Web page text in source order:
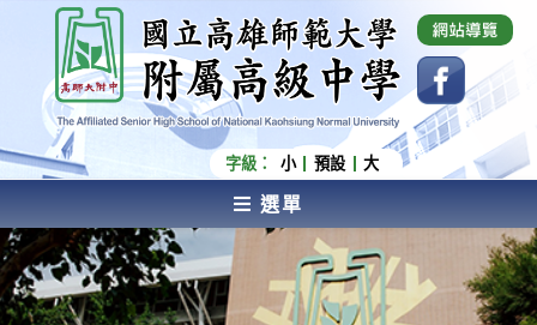
內
容
國立高雄師範大學附屬高級中學 Affiliated Senior
High School of National Kaohsiung Normal
University
字級： 小 預設 大
選單
AFFILIATED SENIOR HIGH SCHOOL OF NATIONAL
KAOHSIUNG NORMAL UNIVERSITY